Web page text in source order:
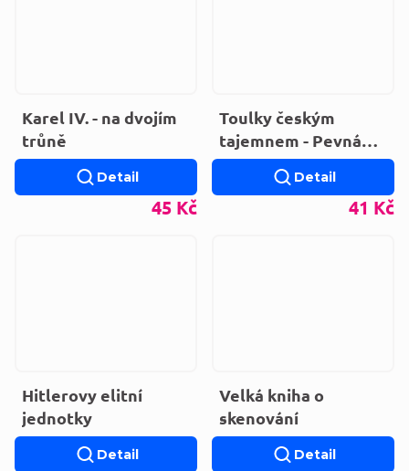
Karel IV. - na dvojím
trůně
45 Kč
Detail
Toulky českým
tajemnem - Pevná
(2004)
41 Kč
Detail
Hitlerovy elitní
jednotky
Detail
Velká kniha o
skenování
Detail